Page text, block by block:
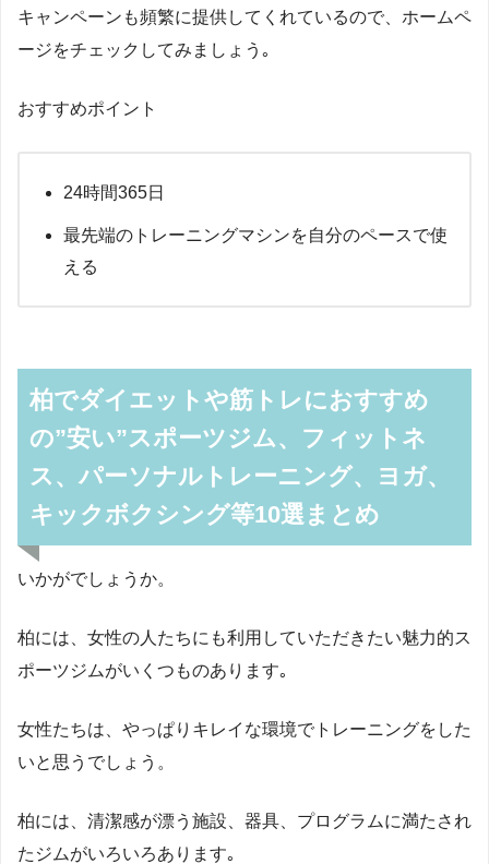
キャンペーンも頻繁に提供してくれているので、ホームペ
ージをチェックしてみましょう｡
おすすめポイント
24時間365日
最先端のトレーニングマシンを自分のペースで使
える
柏でダイエットや筋トレにおすすめ
の”安い”スポーツジム、フィットネ
ス、パーソナルトレーニング、ヨガ、
キックボクシング等10選まとめ
いかがでしょうか。
柏には、女性の人たちにも利用していただきたい魅力的ス
ポーツジムがいくつものあります｡
女性たちは、やっぱりキレイな環境でトレーニングをした
いと思うでしょう。
柏には、清潔感が漂う施設、器具、プログラムに満たされ
たジムがいろいろあります｡